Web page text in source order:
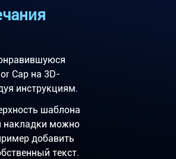
Cap на 3D-
инструкциям.
шаблона
накладки можно
добавить
текст.